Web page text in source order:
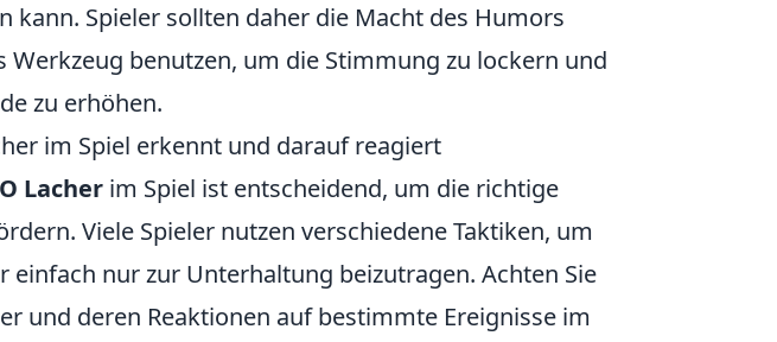
kann. Spieler sollten daher die Macht des Humors
benutzen, um die Stimmung zu lockern und
zu erhöhen.
im Spiel erkennt und darauf reagiert
Lacher im Spiel ist entscheidend, um die richtige
Viele Spieler nutzen verschiedene Taktiken, um
einfach nur zur Unterhaltung beizutragen. Achten Sie
und deren Reaktionen auf bestimmte Ereignisse im